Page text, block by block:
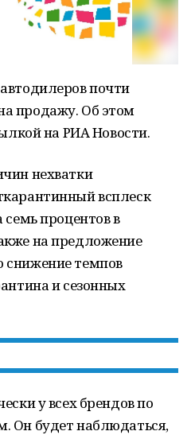
почти
продажу. Об этом
на РИА Новости.
нехватки
всплеск
процентов в
на предложение
снижение темпов
и сезонных
у всех брендов по
Он будет наблюдаться,